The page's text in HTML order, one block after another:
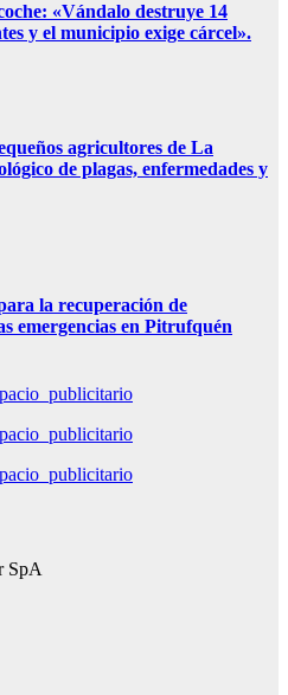
«Vándalo destruye 14
y el municipio exige cárcel».
agricultores de La
de plagas, enfermedades y
la recuperación de
emergencias en Pitrufquén
SpA